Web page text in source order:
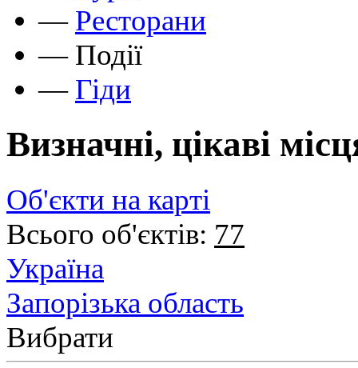
— Ресторани
— Події
— Гіди
Визначні, цікаві
Об'єкти на карті
Всього об'єктів: 77
Україна
Запорізька область
Вибрати